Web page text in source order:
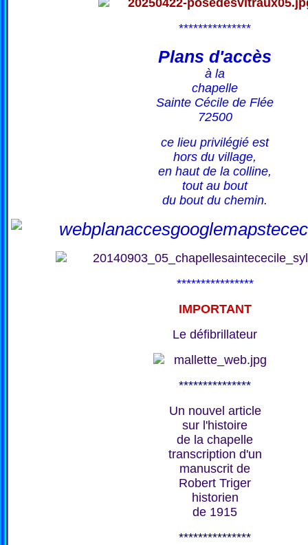
***************
Plans d'accès
à la
chapelle
Sainte Cécile de Flée
72500
ce lieu privilégié est
hors du village,
en haut de la colline,
tout au bout
du bout du chemin.
****************
IMPORTANT
Le défibrillateur
***************
Un nouvel article
sur l'histoire
de la chapelle
transcription d'un
manuscrit de
Robert Triger
historien
de 1915
***************